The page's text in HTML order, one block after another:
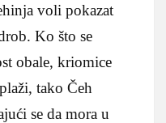
voli pokazat
Ko što se
obale, kriomice
tako Čeh
se da mora u